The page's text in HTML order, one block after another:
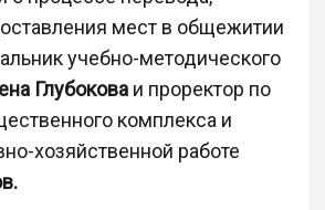
мест в общежитии
учебно-методического
Глубокова и проректор по
комплекса и
хозяйственной работе